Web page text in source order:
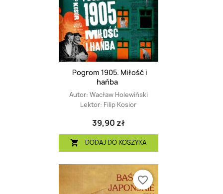
Pogrom 1905. Miłość i
hańba
Autor: Wacław Holewiński
Lektor: Filip Kosior
39,90 zł
 DODAJ DO KOSZYKA
favorite_border